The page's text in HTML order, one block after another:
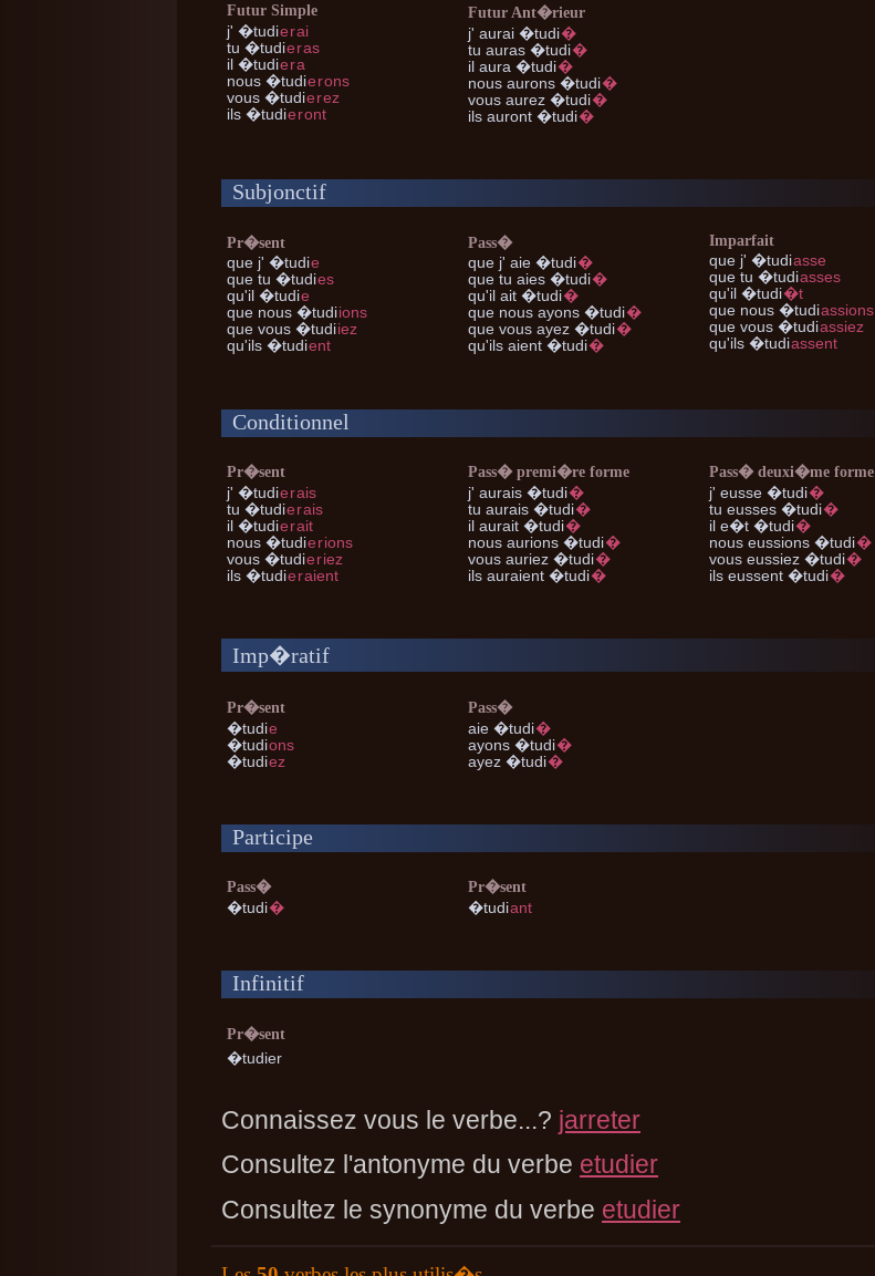
Futur Simple
j' �tudierai
tu �tudieras
il �tudiera
nous �tudierons
vous �tudierez
ils �tudieront
Futur Ant�rieur
j' aurai �tudi�
tu auras �tudi�
il aura �tudi�
nous aurons �tudi�
vous aurez �tudi�
ils auront �tudi�
Subjonctif
Pr�sent
que j' �tudie
que tu �tudies
qu'il �tudie
que nous �tudiions
que vous �tudiiez
qu'ils �tudient
Pass�
que j' aie �tudi�
que tu aies �tudi�
qu'il ait �tudi�
que nous ayons �tudi�
que vous ayez �tudi�
qu'ils aient �tudi�
Imparfait
que j' �tudiasse
que tu �tudiasses
qu'il �tudi�t
que nous �tudiassions
que vous �tudiassiez
qu'ils �tudiassent
Conditionnel
Pr�sent
j' �tudierais
tu �tudierais
il �tudierait
nous �tudierions
vous �tudieriez
ils �tudieraient
Pass� premi�re forme
j' aurais �tudi�
tu aurais �tudi�
il aurait �tudi�
nous aurions �tudi�
vous auriez �tudi�
ils auraient �tudi�
Pass� deuxi�me forme
j' eusse �tudi�
tu eusses �tudi�
il e�t �tudi�
nous eussions �tudi�
vous eussiez �tudi�
ils eussent �tudi�
Imp�ratif
Pr�sent
�tudie
�tudions
�tudiez
Pass�
aie �tudi�
ayons �tudi�
ayez �tudi�
Participe
Pass�
�tudi�
Pr�sent
�tudiant
Infinitif
Pr�sent
�tudier
Connaissez vous le verbe...? jarreter
Consultez l'antonyme du verbe etudier
Consultez le synonyme du verbe etudier